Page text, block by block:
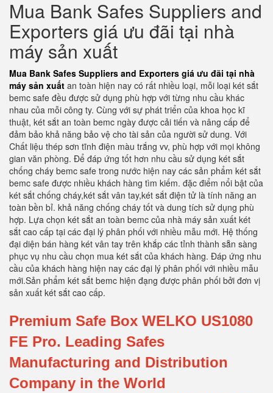
Mua Bank Safes Suppliers and
Exporters giá ưu đãi tại nhà
máy sản xuất
Mua Bank Safes Suppliers and Exporters giá ưu đãi tại nhà
máy sản xuất an toàn hiện nay có rất nhiều loại, mỗi loại két sắt
bemc safe đều được sử dụng phù hợp với từng nhu cầu khác
nhau của mỗi công ty. Cùng với sự phát triển của khoa học kĩ
thuật, két sắt an toàn bemc ngày được cải tiến và nâng cấp để
đảm bảo khả năng bảo vệ cho tài sản của người sử dung. Với
Chất liệu thép sơn tĩnh điện màu trắng vv, phù hợp với mọi không
gian văn phòng. Để đáp ứng tốt hơn nhu cầu sử dụng két sắt
chống cháy bemc safe trong nước hiện nay các sản phẩm két sắt
bemc safe được nhiều khách hàng tìm kiếm. đặc điểm nổi bật của
két sắt chống cháy,két sắt vân tay,két sắt điện tử là tính năng an
toàn bền bỉ. khả năng chống cháy tốt và dung tích sử dụng phù
hợp. Lựa chọn két sắt an toàn bemc của nhà máy sản xuất két
sắt cao cấp tại các đại lý phân phối với nhiều mẫu mới. Hệ thống
đại diện bán hàng két vân tay trên khắp các tỉnh thành sẵn sàng
phục vụ nhu cầu chọn mua két sắt của khách hàng. Đáp ứng nhu
cầu của khách hàng hiện nay các đại lý phân phối với nhiều mẫu
mới.Sản phẩm két sắt bemc hiện đạng được phân phối bởi đơn vị
sản xuất két sắt cao cấp.
Premium Safe Box WELKO US1080
FE Pro. Leading Safes
Manufacturing and Distribution
Company in the World